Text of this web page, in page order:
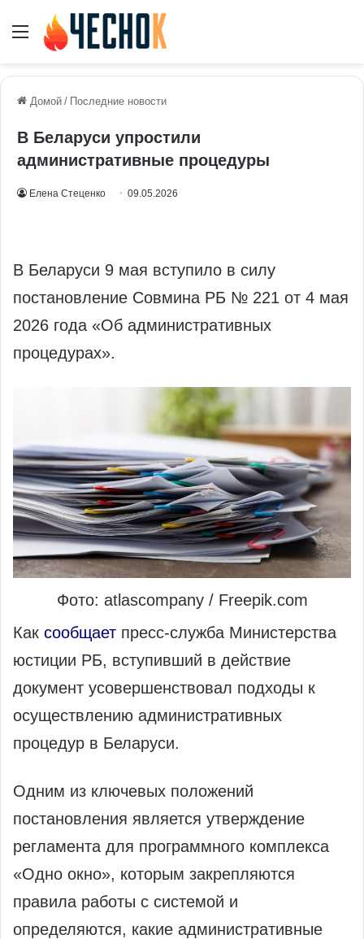
Меню
Домой / Последние новости
В Беларуси упростили
административные процедуры
Елена Стеценко 09.05.2026
В Беларуси 9 мая вступило в силу
постановление Совмина РБ № 221 от 4 мая
2026 года «Об административных
процедурах».
Фото: atlascompany / Freepik.com
Как сообщает пресс-служба Министерства
юстиции РБ, вступивший в действие
документ усовершенствовал подходы к
осуществлению административных
процедур в Беларуси.
Одним из ключевых положений
постановления является утверждение
регламента для программного комплекса
«Одно окно», которым закрепляются
правила работы с системой и
определяются, какие административные